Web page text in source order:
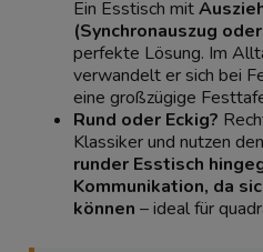
Ein Esstisch mit
(Synchronauszug
perfekte Lösung. Im
verwandelt er sich bei
eine großzügige
Rund oder Eckig?
Klassiker und nutzen
runder Esstisch
Kommunikation, da
können – ideal für